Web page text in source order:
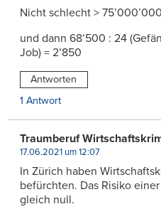
Nicht schlecht >
und dann 68’500 : 24
Job) = 2’850
Antworten
1 Antwort
Traumberuf
17.06.2021 um 12:07
In Zürich haben
befürchten. Das Risiko
gleich null.